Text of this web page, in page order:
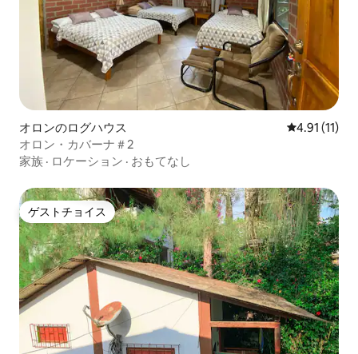
オロンのログハウス レビュー11
4.91 (11)
オロン・カバーナ＃2
家族 · ロケーション · おもてなし
ゲストチョイス
ゲストチョイス